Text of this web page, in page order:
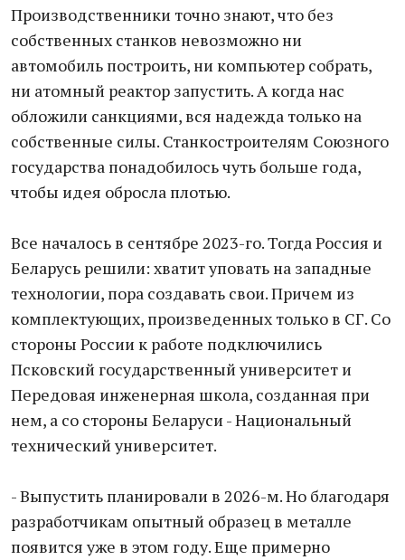
Производственники точно знают, что без
собственных станков невозможно ни
автомобиль построить, ни компьютер собрать,
ни атомный реактор запустить. А когда нас
обложили санкциями, вся надежда только на
собственные силы. Станкостроителям Союзного
государства понадобилось чуть больше года,
чтобы идея обросла плотью.
Все началось в сентябре 2023-го. Тогда Россия и
Беларусь решили: хватит уповать на западные
технологии, пора создавать свои. Причем из
комплектующих, произведенных только в СГ. Со
стороны России к работе подключились
Псковский государственный университет и
Передовая инженерная школа, созданная при
нем, а со стороны Беларуси - Национальный
технический университет.
- Выпустить планировали в 2026-м. Но благодаря
разработчикам опытный образец в металле
появится уже в этом году. Еще примерно